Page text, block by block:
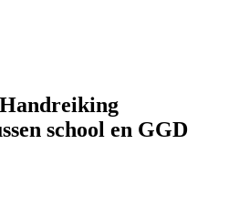
school en GGD